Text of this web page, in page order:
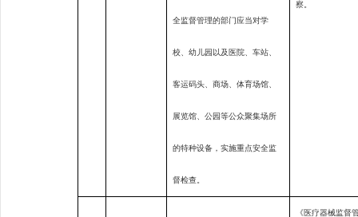
全监督管理的部门应当对学
校、幼儿园以及医院、车站、
客运码头、商场、体育场馆、
展览馆、公园等公众聚集场所
的特种设备，实施重点安全监
督检查。
察。
《医疗器械监督